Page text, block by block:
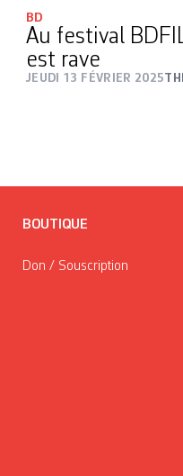
BD
Au festival
est rave
JEUDI 13 FÉVRIER 2025
BOUTIQUE
Don / Souscription